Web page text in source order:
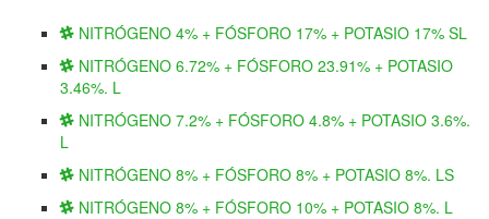
NITRÓGENO 4% + FÓSFORO 17% + POTASIO 17% SL
NITRÓGENO 6.72% + FÓSFORO 23.91% + POTASIO
3.46%. L
NITRÓGENO 7.2% + FÓSFORO 4.8% + POTASIO 3.6%.
L
NITRÓGENO 8% + FÓSFORO 8% + POTASIO 8%. LS
NITRÓGENO 8% + FÓSFORO 10% + POTASIO 8%. L